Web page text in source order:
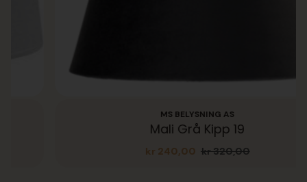
MS BELYSNING AS
Mali Grå Kipp 19
kr320,00
Opprinnelig
240,00Nåværende